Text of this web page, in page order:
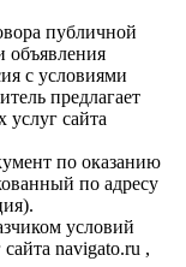
публичной
объявления
с условиями
предлагает
услуг сайта
по оказанию
по адресу
условий
navigato.ru ,